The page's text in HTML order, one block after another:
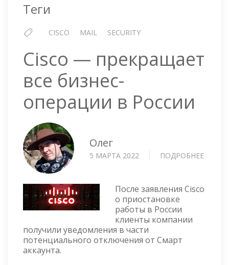
Теги
CISCO MAIL SECURITY
Cisco — прекращает
все бизнес-
операции в России
Олег
5 МАРТА 2022 ПОДРОБНЕЕ
После заявления Cisco
о приостановке
работы в России
клиенты компании
получили уведомления в части
потенциального отключения от Смарт
аккаунта.